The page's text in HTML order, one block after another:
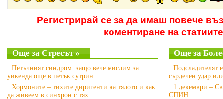
Регистрирай се за да имаш повече
коментиране на статиите
Още за Стресът »
· Петъчният синдром: защо вече мислим за
уикенда още в петък сутрин
· Хормоните – тихите диригенти на тялото и как
да живеем в синхрон с тях
Още за
· Подсладителят
сърдечен удар
· 1 декември –
СПИН